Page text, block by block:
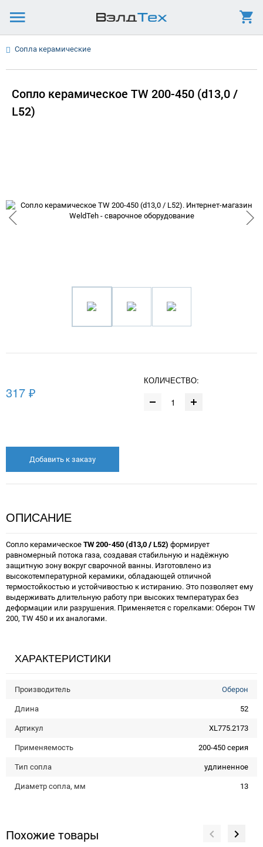
Сопла керамические
Сопло керамическое TW 200-450 (d13,0 /
L52)
317 ₽
КОЛИЧЕСТВО:
Добавить к заказу
ОПИСАНИЕ
Сопло керамическое TW 200-450 (d13,0 / L52) формирует
равномерный потока газа, создавая стабильную и надёжную
защитную зону вокруг сварочной ванны. Изготовлено из
высокотемпературной керамики, обладающей отличной
термостойкостью и устойчивостью к истиранию. Это позволяет ему
выдерживать длительную работу при высоких температурах без
деформации или разрушения. Применяется с горелками: Оберон TW
200, TW 450 и их аналогами.
ХАРАКТЕРИСТИКИ
Производитель Оберон
Длина 52
Артикул XL775.2173
Применяемость 200-450 серия
Тип сопла удлиненное
Диаметр сопла, мм 13
Похожие товары